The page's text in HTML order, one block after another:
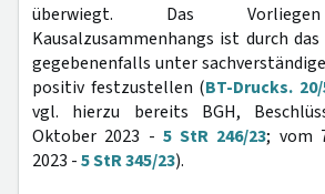
überwiegt. Das
Kausalzusammenhangs ist durch
gegebenenfalls unter
positiv festzustellen (BT-Drucks.
vgl. hierzu bereits BGH,
Oktober 2023 - 5 StR 246/23; vom
2023 -5 StR 345/23).